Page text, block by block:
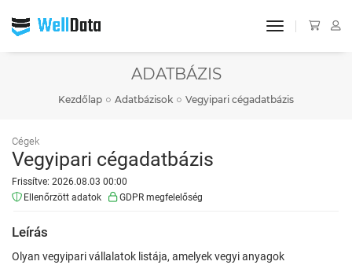
toggle
ADATBÁZIS
Kezdőlap Adatbázisok Vegyipari cégadatbázis
Cégek
Vegyipari cégadatbázis
Frissítve: 2026.08.03 00:00
Ellenőrzött adatok
GDPR megfelelőség
Leírás
Olyan vegyipari vállalatok listája, amelyek vegyi anyagok